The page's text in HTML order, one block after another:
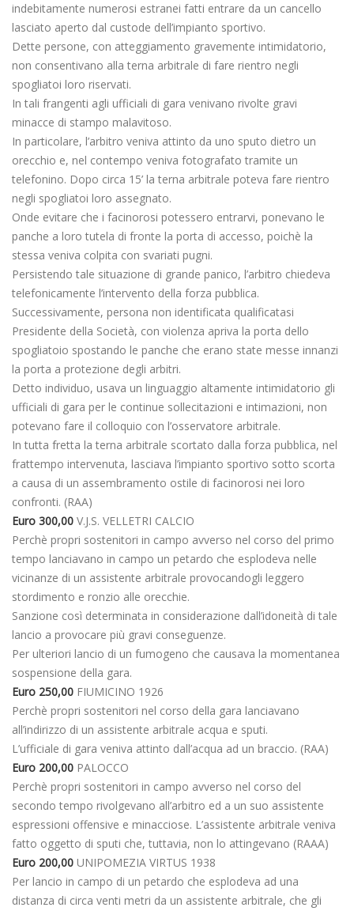
indebitamente numerosi estranei fatti entrare da un cancello
lasciato aperto dal custode dell’impianto sportivo.
Dette persone, con atteggiamento gravemente intimidatorio,
non consentivano alla terna arbitrale di fare rientro negli
spogliatoi loro riservati.
In tali frangenti agli ufficiali di gara venivano rivolte gravi
minacce di stampo malavitoso.
In particolare, l’arbitro veniva attinto da uno sputo dietro un
orecchio e, nel contempo veniva fotografato tramite un
telefonino. Dopo circa 15’ la terna arbitrale poteva fare rientro
negli spogliatoi loro assegnato.
Onde evitare che i facinorosi potessero entrarvi, ponevano le
panche a loro tutela di fronte la porta di accesso, poichè la
stessa veniva colpita con svariati pugni.
Persistendo tale situazione di grande panico, l’arbitro chiedeva
telefonicamente l’intervento della forza pubblica.
Successivamente, persona non identificata qualificatasi
Presidente della Società, con violenza apriva la porta dello
spogliatoio spostando le panche che erano state messe innanzi
la porta a protezione degli arbitri.
Detto individuo, usava un linguaggio altamente intimidatorio gli
ufficiali di gara per le continue sollecitazioni e intimazioni, non
potevano fare il colloquio con l’osservatore arbitrale.
In tutta fretta la terna arbitrale scortato dalla forza pubblica, nel
frattempo intervenuta, lasciava l’impianto sportivo sotto scorta
a causa di un assembramento ostile di facinorosi nei loro
confronti. (RAA)
Euro 300,00 V.J.S. VELLETRI CALCIO
Perchè propri sostenitori in campo avverso nel corso del primo
tempo lanciavano in campo un petardo che esplodeva nelle
vicinanze di un assistente arbitrale provocandogli leggero
stordimento e ronzio alle orecchie.
Sanzione così determinata in considerazione dall’idoneità di tale
lancio a provocare più gravi conseguenze.
Per ulteriori lancio di un fumogeno che causava la momentanea
sospensione della gara.
Euro 250,00 FIUMICINO 1926
Perchè propri sostenitori nel corso della gara lanciavano
all’indirizzo di un assistente arbitrale acqua e sputi.
L’ufficiale di gara veniva attinto dall’acqua ad un braccio. (RAA)
Euro 200,00 PALOCCO
Perchè propri sostenitori in campo avverso nel corso del
secondo tempo rivolgevano all’arbitro ed a un suo assistente
espressioni offensive e minacciose. L’assistente arbitrale veniva
fatto oggetto di sputi che, tuttavia, non lo attingevano (RAAA)
Euro 200,00 UNIPOMEZIA VIRTUS 1938
Per lancio in campo di un petardo che esplodeva ad una
distanza di circa venti metri da un assistente arbitrale, che gli